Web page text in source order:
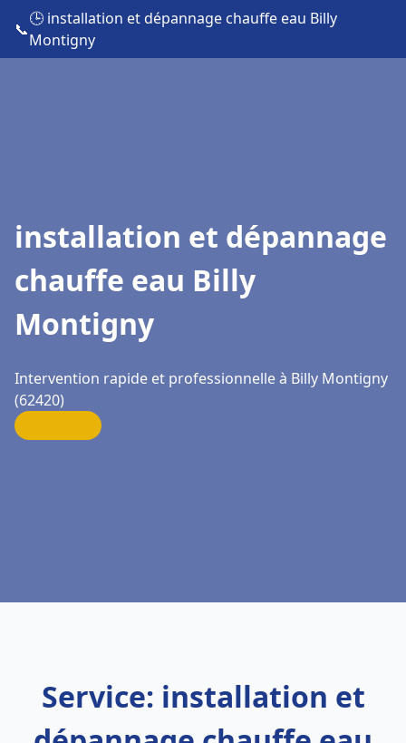
📞
🕒 installation et dépannage chauffe eau Billy
Montigny
installation et dépannage
chauffe eau Billy
Montigny
Intervention rapide et professionnelle à Billy Montigny
(62420)
Service: installation et